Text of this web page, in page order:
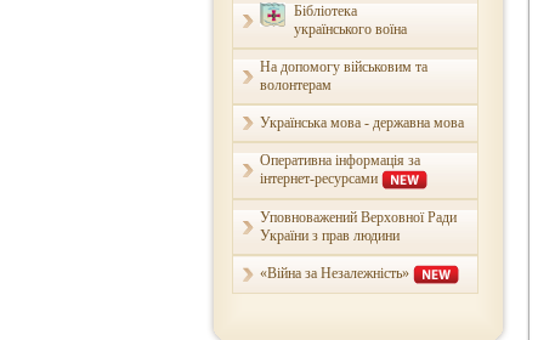
Бібліотека
українського воїна
На допомогу військовим та
волонтерам
Українська мова - державна мова
Оперативна інформація за
інтернет-ресурсами
Уповноважений Верховної Ради
України з прав людини
«Війна за Незалежність»